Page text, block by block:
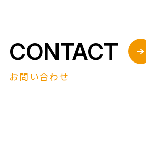
CONTACT
お問い合わせ